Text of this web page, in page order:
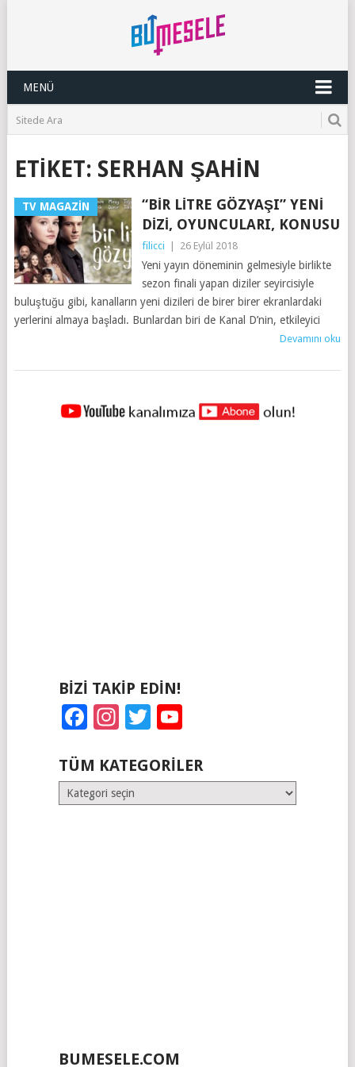
MENÜ
ETIKET: SERHAN ŞAHIN
TV MAGAZIN
“BIR LITRE GÖZYAŞI” YENI
DIZI, OYUNCULARI, KONUSU
filicci 26 Eylül 2018
Yeni yayın döneminin gelmesiyle birlikte
sezon finali yapan diziler seyircisiyle
buluştuğu gibi, kanalların yeni dizileri de birer birer ekranlardaki
yerlerini almaya başladı. Bunlardan biri de Kanal D’nin, etkileyici
Devamını oku
YAZILAR
BIZI TAKIP EDIN!
Facebook
Instagram
Twitter
TÜM KATEGORILER
Tüm
Kategoriler
BUMESELE.COM